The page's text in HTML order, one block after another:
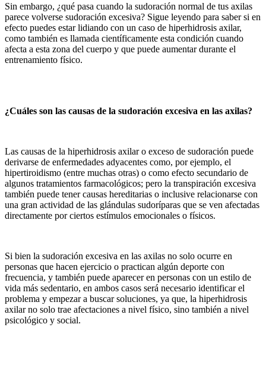
Sin embargo, ¿qué pasa cuando la sudoración normal de tus axilas
parece volverse sudoración excesiva? Sigue leyendo para saber si en
efecto puedes estar lidiando con un caso de hiperhidrosis axilar,
como también es llamada científicamente esta condición cuando
afecta a esta zona del cuerpo y que puede aumentar durante el
entrenamiento físico.
¿Cuáles son las causas de la sudoración excesiva en las axilas?
Las causas de la hiperhidrosis axilar o exceso de sudoración puede
derivarse de enfermedades adyacentes como, por ejemplo, el
hipertiroidismo (entre muchas otras) o como efecto secundario de
algunos tratamientos farmacológicos; pero la transpiración excesiva
también puede tener causas hereditarias o inclusive relacionarse con
una gran actividad de las glándulas sudoríparas que se ven afectadas
directamente por ciertos estímulos emocionales o físicos.
Si bien la sudoración excesiva en las axilas no solo ocurre en
personas que hacen ejercicio o practican algún deporte con
frecuencia, y también puede aparecer en personas con un estilo de
vida más sedentario, en ambos casos será necesario identificar el
problema y empezar a buscar soluciones, ya que, la hiperhidrosis
axilar no solo trae afectaciones a nivel físico, sino también a nivel
psicológico y social.